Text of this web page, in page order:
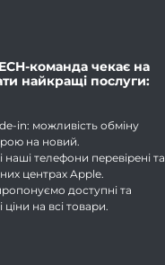
команда чекає на
найкращі послуги:
in: можливість обміну
на новий.
наші телефони перевірені та
центрах Apple.
доступні та
на всі товари.